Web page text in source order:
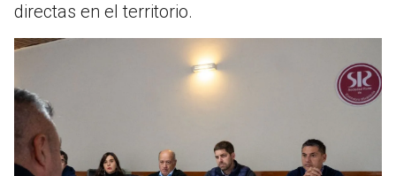
directas en el territorio.